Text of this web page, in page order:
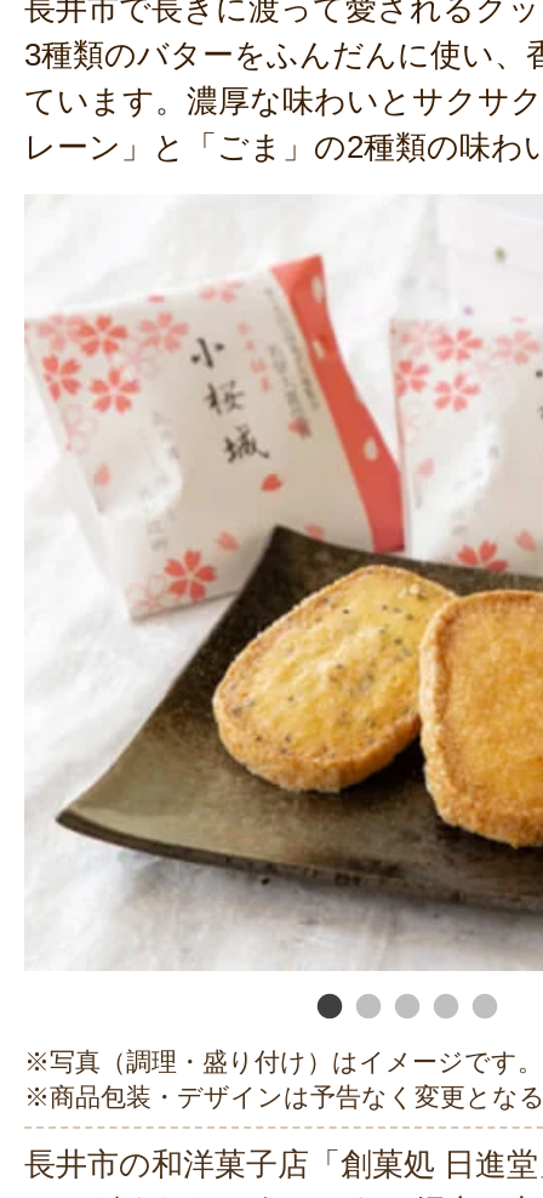
長井市で長きに渡って愛されるク
3種類のバターをふんだんに使い、
ています。濃厚な味わいとサクサ
レーン」と「ごま」の2種類の味わ
※写真（調理・盛り付け）はイメージです。
※商品包装・デザインは予告なく変更とな
長井市の和洋菓子店「創菓処 日進